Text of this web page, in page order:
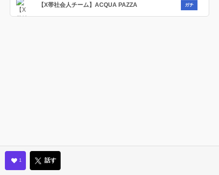
【X帯社会人チーム】ACQUA PAZZA ガチ
1 話す